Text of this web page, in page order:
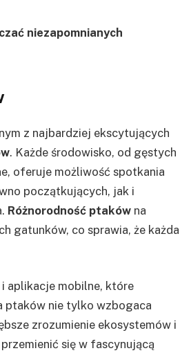
niezapomnianych
z najbardziej ekscytujących
. Każde środowisko, od gęstych
oferuje możliwość spotkania
początkujących, jak i
Różnorodność ptaków na
gatunków, co sprawia, że każda
aplikacje mobilne, które
ptaków nie tylko wzbogaca
zrozumienie ekosystemów i
się w fascynującą